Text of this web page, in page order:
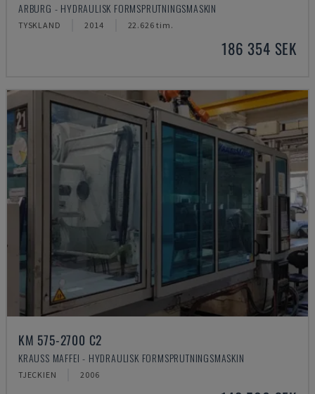
ARBURG - HYDRAULISK FORMSPRUTNINGSMASKIN
TYSKLAND 2014 22.626 tim.
186 354 SEK
KM 575-2700 C2
KRAUSS MAFFEI - HYDRAULISK FORMSPRUTNINGSMASKIN
TJECKIEN 2006